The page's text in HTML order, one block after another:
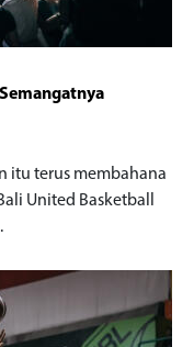
itu terus membahana
United Basketball